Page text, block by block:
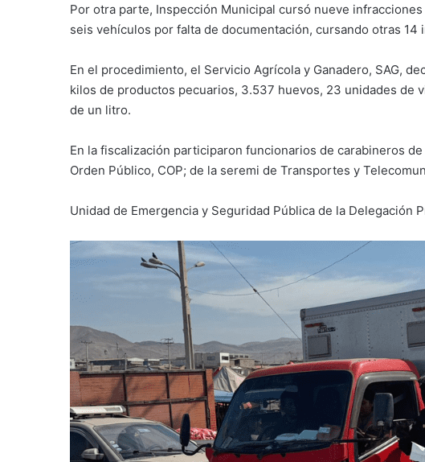
Por otra parte, Inspección Municipal cursó nueve
seis vehículos por falta de documentación, cursando otras 14
En el procedimiento, el Servicio Agrícola y Ganadero, SAG,
kilos de productos pecuarios, 3.537 huevos, 23 unidades de
de un litro.
En la fiscalización participaron funcionarios de carabineros
Orden Público, COP; de la seremi de Transportes y
Unidad de Emergencia y Seguridad Pública de la Delegación